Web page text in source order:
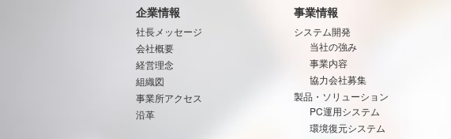
企業情報
社長メッセージ
会社概要
経営理念
組織図
事業所アクセス
沿革
事業情報
システム開発
当社の強み
事業内容
協力会社募集
製品・ソリューション
PC運用システム
環境復元システム